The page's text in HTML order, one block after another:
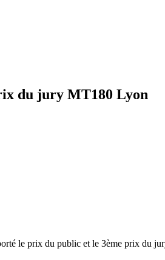
du jury MT180 Lyon
le prix du public et le 3ème prix du